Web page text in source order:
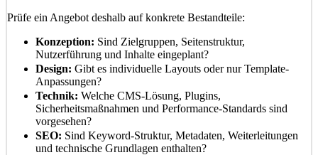
Prüfe ein Angebot deshalb auf konkrete Bestandteile:
Konzeption: Sind Zielgruppen, Seitenstruktur,
Nutzerführung und Inhalte eingeplant?
Design: Gibt es individuelle Layouts oder nur Template-
Anpassungen?
Technik: Welche CMS-Lösung, Plugins,
Sicherheitsmaßnahmen und Performance-Standards sind
vorgesehen?
SEO: Sind Keyword-Struktur, Metadaten, Weiterleitungen
und technische Grundlagen enthalten?